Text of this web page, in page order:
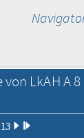
LkAH A 8